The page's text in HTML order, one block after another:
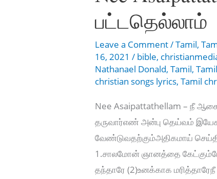
பட்டதெல்லாம்
Leave a Comment/Tamil,
16, 2021/ bible,
Nathanael Donald,Tamil,
christian songs lyrics,Tamil
Nee Asaipattathellam – நீ
தருவார்எண் அன்பு தெய்வம்
வேண்டுவதற்கும்அதிகமாய்
1.சாலமோன் ஞானத்தை
தந்தாரே (2)உனக்காக